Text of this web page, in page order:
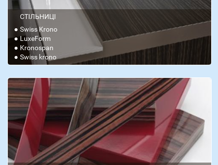
СТІЛЬНИЦІ
Swiss Krono
LuxeForm
Kronospan
Swiss krono